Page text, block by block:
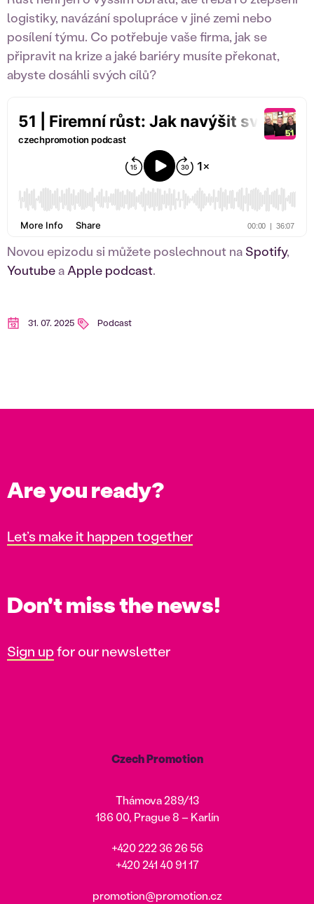
logistiky, navázání spolupráce v jiné zemi nebo
posílení týmu. Co potřebuje vaše firma, jak se
připravit na krize a jaké bariéry musíte překonat,
abyste dosáhli svých cílů?
Novou epizodu si můžete poslechnout na Spotify,
YoutubeaApple podcast.
31. 07. 2025 Podcast
Are you ready?
Let’s make it happen together
Don't miss the news!
Sign upfor our newsletter
Czech Promotion
Thámova 289/13
186 00, Prague 8 – Karlín
+420 222 36 26 56
+420 241 40 91 17
promotion@promotion.cz